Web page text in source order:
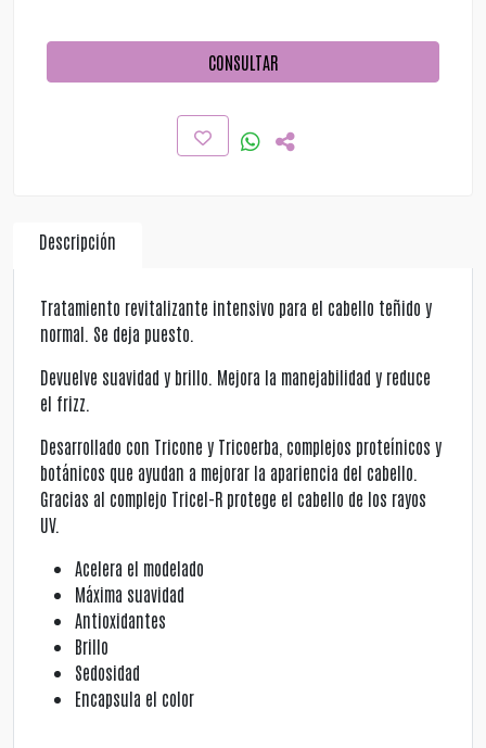
CONSULTAR
Descripción
Tratamiento revitalizante intensivo para el cabello teñido y
normal. Se deja puesto.
Devuelve suavidad y brillo. Mejora la manejabilidad y reduce
el frizz.
Desarrollado con Tricone y Tricoerba, complejos proteínicos y
botánicos que ayudan a mejorar la apariencia del cabello.
Gracias al complejo Tricel-R protege el cabello de los rayos
UV.
Acelera el modelado
Máxima suavidad
Antioxidantes
Brillo
Sedosidad
Encapsula el color